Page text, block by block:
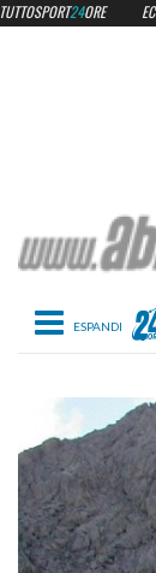
Toggle
TUTTOSPORT24ORE